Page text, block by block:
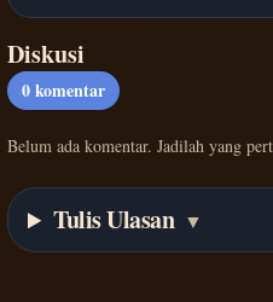
Diskusi
0komentar
Belum ada komentar. Jadilah yang
Tulis Ulasan ▼